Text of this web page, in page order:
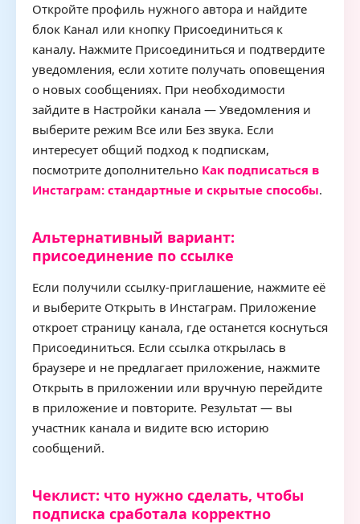
Откройте профиль нужного автора и найдите
блок Канал или кнопку Присоединиться к
каналу. Нажмите Присоединиться и подтвердите
уведомления, если хотите получать оповещения
о новых сообщениях. При необходимости
зайдите в Настройки канала — Уведомления и
выберите режим Все или Без звука. Если
интересует общий подход к подпискам,
посмотрите дополнительно Как подписаться в
Инстаграм: стандартные и скрытые способы.
Альтернативный вариант:
присоединение по ссылке
Если получили ссылку-приглашение, нажмите её
и выберите Открыть в Инстаграм. Приложение
откроет страницу канала, где останется коснуться
Присоединиться. Если ссылка открылась в
браузере и не предлагает приложение, нажмите
Открыть в приложении или вручную перейдите
в приложение и повторите. Результат — вы
участник канала и видите всю историю
сообщений.
Чеклист: что нужно сделать, чтобы
подписка сработала корректно